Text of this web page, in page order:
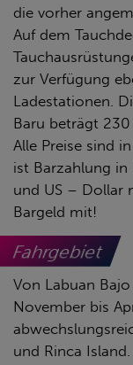
die vorher
Auf dem
zur Verfügung
Ladestationen.
Baru beträgt 230
Alle Preise sind
ist Barzahlung in
und US – Dollar
Bargeld mit!
Fahrgebiet
Von Labuan
November bis
und Rinca